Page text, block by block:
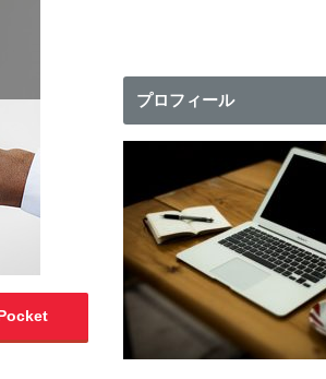
プロフィール